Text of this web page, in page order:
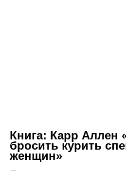
Книга: Карр Аллен
бросить курить
женщин»